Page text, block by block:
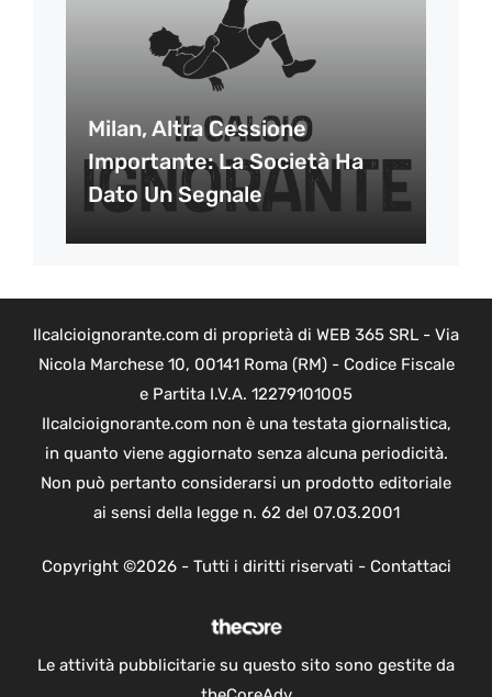
Milan, Altra Cessione
Importante: La Società Ha
Dato Un Segnale
Ilcalcioignorante.com di proprietà di WEB 365 SRL - Via
Nicola Marchese 10, 00141 Roma (RM) - Codice Fiscale
e Partita I.V.A. 12279101005
Ilcalcioignorante.com non è una testata giornalistica,
in quanto viene aggiornato senza alcuna periodicità.
Non può pertanto considerarsi un prodotto editoriale
ai sensi della legge n. 62 del 07.03.2001
Copyright ©2026 - Tutti i diritti riservati - Contattaci
Le attività pubblicitarie su questo sito sono gestite da